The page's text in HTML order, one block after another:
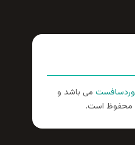
می باشد و
محفوظ است.